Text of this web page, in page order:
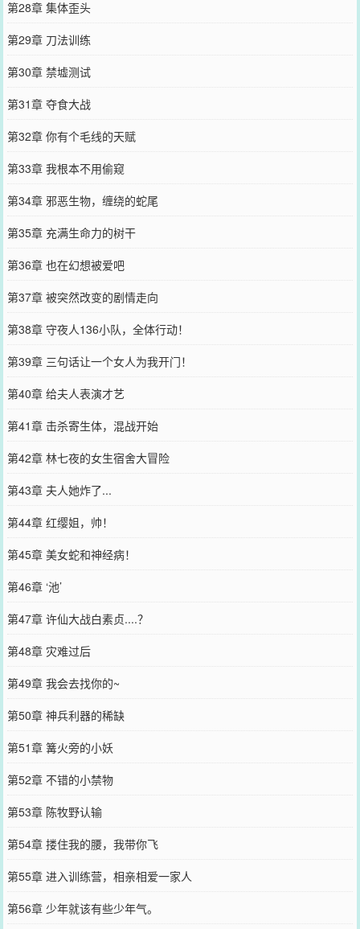
第28章 集体歪头
第29章 刀法训练
第30章 禁墟测试
第31章 夺食大战
第32章 你有个毛线的天赋
第33章 我根本不用偷窥
第34章 邪恶生物，缠绕的蛇尾
第35章 充满生命力的树干
第36章 也在幻想被爱吧
第37章 被突然改变的剧情走向
第38章 守夜人136小队，全体行动！
第39章 三句话让一个女人为我开门！
第40章 给夫人表演才艺
第41章 击杀寄生体，混战开始
第42章 林七夜的女生宿舍大冒险
第43章 夫人她炸了...
第44章 红缨姐，帅！
第45章 美女蛇和神经病！
第46章 ‘池’
第47章 许仙大战白素贞....？
第48章 灾难过后
第49章 我会去找你的~
第50章 神兵利器的稀缺
第51章 篝火旁的小妖
第52章 不错的小禁物
第53章 陈牧野认输
第54章 搂住我的腰，我带你飞
第55章 进入训练营，相亲相爱一家人
第56章 少年就该有些少年气。